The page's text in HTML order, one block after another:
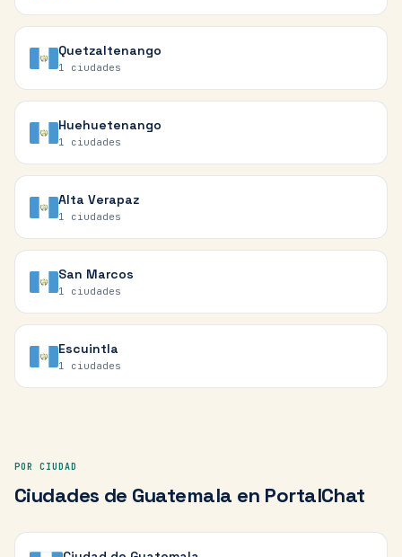
Quetzaltenango
1 ciudades
Huehuetenango
1 ciudades
Alta Verapaz
1 ciudades
San Marcos
1 ciudades
Escuintla
1 ciudades
POR CIUDAD
Ciudades de Guatemala en PortalChat